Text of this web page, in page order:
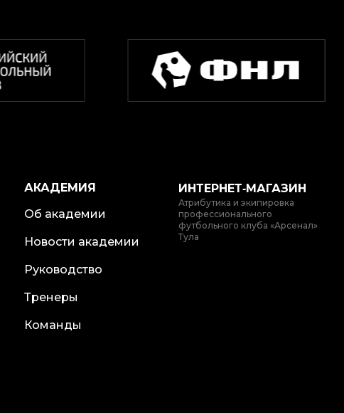
АКАДЕМИЯ
Об академии
Новости академии
Руководство
Тренеры
Команды
ИНТЕРНЕТ‑МАГАЗИН
Атрибутика и экипировка
профессионального
футбольного клуба «Арсенал»
Тула